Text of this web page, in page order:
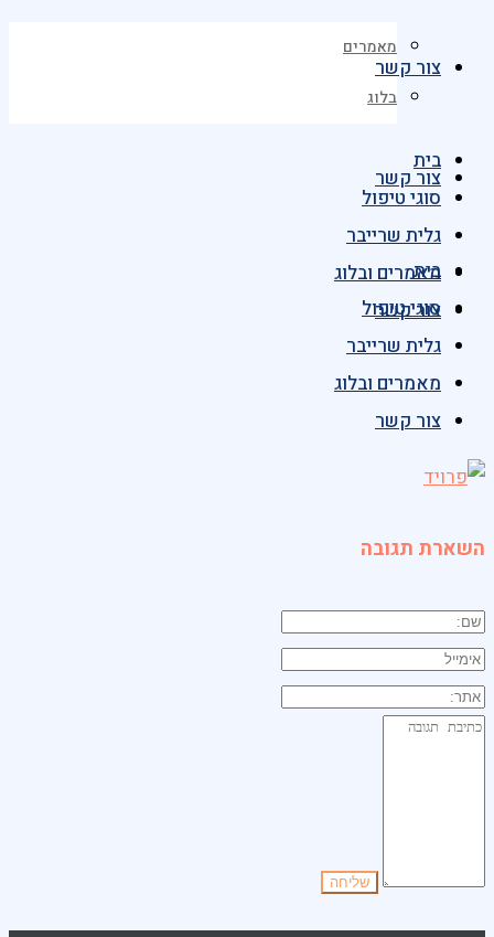
צור קשר
בית
סוגי טיפול
גלית שרייבר
מאמרים ובלוג
צור קשר
מאמרים
בלוג
צור קשר
בית
סוגי טיפול
גלית שרייבר
מאמרים ובלוג
צור קשר
השארת תגובה